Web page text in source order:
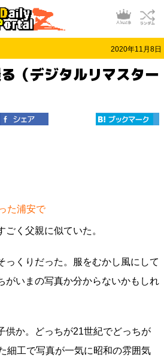
2020年11月8日
（デジタルリマスター
た浦安で
く父親に似ていた。
っくりだった。服をむかし風にして
がいまの写真か分からないかもしれ
供か。どっちが21世紀でどっちが
細工で写真が一気に昭和の雰囲気